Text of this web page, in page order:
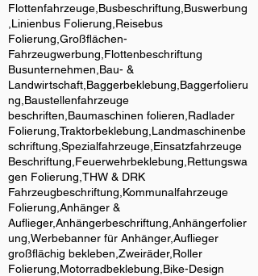
Flottenfahrzeuge,Busbeschriftung,Buswerbung
,Linienbus Folierung,Reisebus
Folierung,Großflächen-
Fahrzeugwerbung,Flottenbeschriftung
Busunternehmen,Bau- &
Landwirtschaft,Baggerbeklebung,Baggerfolieru
ng,Baustellenfahrzeuge
beschriften,Baumaschinen folieren,Radlader
Folierung,Traktorbeklebung,Landmaschinenbe
schriftung,Spezialfahrzeuge,Einsatzfahrzeuge
Beschriftung,Feuerwehrbeklebung,Rettungswa
gen Folierung,THW & DRK
Fahrzeugbeschriftung,Kommunalfahrzeuge
Folierung,Anhänger &
Auflieger,Anhängerbeschriftung,Anhängerfolier
ung,Werbebanner für Anhänger,Auflieger
großflächig bekleben,Zweiräder,Roller
Folierung,Motorradbeklebung,Bike-Design